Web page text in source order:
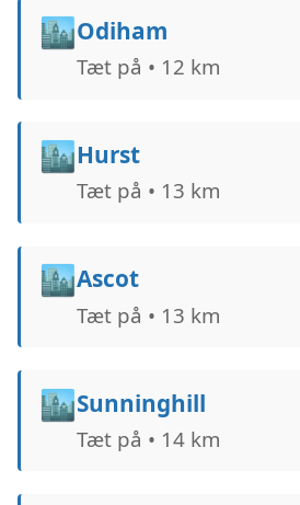
🏙️Odiham
Tæt på • 12 km
🏙️Hurst
Tæt på • 13 km
🏙️Ascot
Tæt på • 13 km
🏙️Sunninghill
Tæt på • 14 km